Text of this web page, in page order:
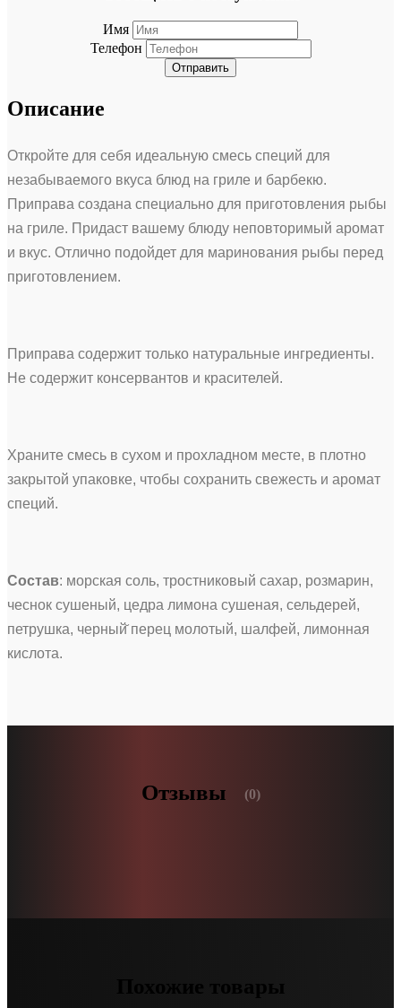
Имя
Телефон
Отправить
Описание
Откройте для себя идеальную смесь специй для
незабываемого вкуса блюд на гриле и барбекю.
Приправа создана специально для приготовления рыбы
на гриле. Придаст вашему блюду неповторимый аромат
и вкус. Отлично подойдет для маринования рыбы перед
приготовлением.
Приправа содержит только натуральные ингредиенты.
Не содержит консервантов и красителей.
Храните смесь в сухом и прохладном месте, в плотно
закрытой упаковке, чтобы сохранить свежесть и аромат
специй.
Состав: морская соль, тростниковый сахар, розмарин,
чеснок сушеный, цедра лимона сушеная, сельдерей,
петрушка, черный̆ перец молотый, шалфей, лимонная
кислота.
Отзывы (0)